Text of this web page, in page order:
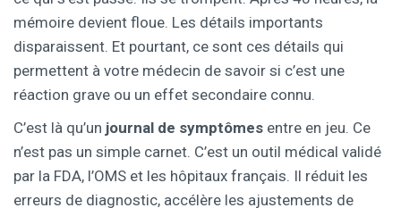
mémoire devient floue. Les détails importants
disparaissent. Et pourtant, ce sont ces détails qui
permettent à votre médecin de savoir si c’est une
réaction grave ou un effet secondaire connu.
C’est là qu’un journal de symptômes entre en jeu. Ce
n’est pas un simple carnet. C’est un outil médical validé
par la FDA, l’OMS et les hôpitaux français. Il réduit les
erreurs de diagnostic, accélère les ajustements de